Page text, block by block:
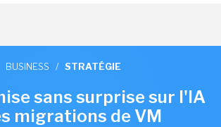
BUSINESS / STRATÉGIE
sans surprise sur l'IA
migrations de VM